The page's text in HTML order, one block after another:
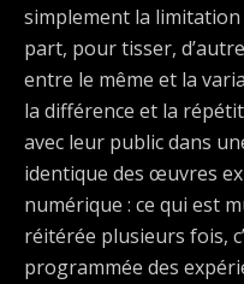
simplement la limitation
part, pour tisser,
entre le même et la
la différence et la
avec leur public dans
identique des œuvres
numérique : ce qui est
réitérée plusieurs fois,
programmée des